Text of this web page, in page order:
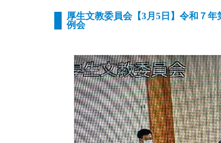
厚生文教委員会【3月5日】令和７年
例会